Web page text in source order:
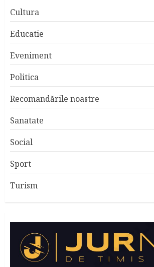
Cultura
Educatie
Eveniment
Politica
Recomandările noastre
Sanatate
Social
Sport
Turism